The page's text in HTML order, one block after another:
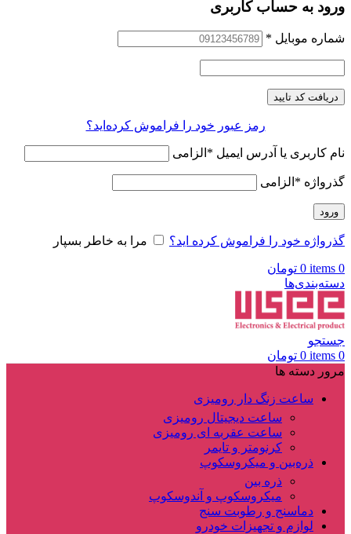
ورود به حساب کاربری
شماره موبایل *
دریافت کد تایید
رمز عبور خود را فراموش کرده‌اید؟
نام کاربری یا آدرس ایمیل * الزامی
گذرواژه * الزامی
ورود
گذرواژه خود را فراموش کرده اید؟ مرا به خاطر بسپار
0
items
0 تومان
دسته‌بندی‌ها
جستجو
0
items
0 تومان
مرور دسته ها
ساعت زنگ دار رومیزی
ساعت دیجیتال رومیزی
ساعت عقربه ای رومیزی
کرنومتر و تایمر
ذره‌بین و میکروسکوپ
ذره بین
میکروسکوپ و آندوسکوپ
دماسنج و رطوبت سنج
لوازم و تجهیزات خودرو